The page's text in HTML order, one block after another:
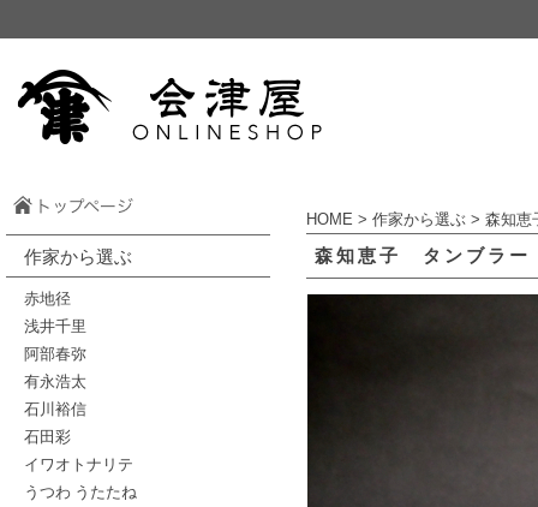
作家から選ぶ
赤地径
浅井千里
阿部春弥
有永浩太
石川裕信
石田彩
イワオトナリテ
うつわ うたたね
HOME > 作家から選ぶ > 森知恵
森知恵子 タンブラ